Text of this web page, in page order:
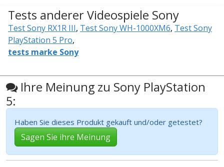
Tests anderer Videospiele Sony
Test Sony RX1R III, Test Sony WH-1000XM6, Test Sony
PlayStation 5 Pro,
tests marke Sony
Ihre Meinung zu Sony PlayStation
5:
Haben Sie dieses Produkt gekauft und/oder getestet?
Sagen Sie ihre Meinung